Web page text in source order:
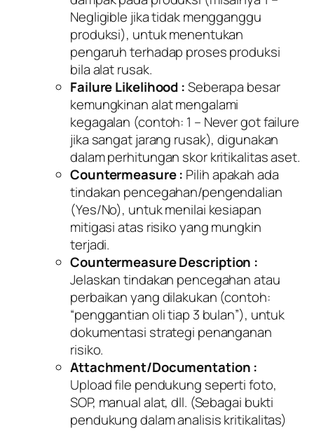
Negligible jika tidak mengganggu
produksi), untuk menentukan
pengaruh terhadap proses produksi
bila alat rusak.
Failure Likelihood :Seberapa besar
kemungkinan alat mengalami
kegagalan (contoh: 1 – Never got failure
jika sangat jarang rusak), digunakan
dalam perhitungan skor kritikalitas aset.
Countermeasure : Pilih apakah ada
tindakan pencegahan/pengendalian
(Yes/No), untuk menilai kesiapan
mitigasi atas risiko yang mungkin
terjadi.
Countermeasure Description :
Jelaskan tindakan pencegahan atau
perbaikan yang dilakukan (contoh:
“penggantian oli tiap 3 bulan”), untuk
dokumentasi strategi penanganan
risiko.
Attachment/Documentation :
Upload file pendukung seperti foto,
SOP, manual alat, dll. (Sebagai bukti
pendukung dalam analisis kritikalitas)